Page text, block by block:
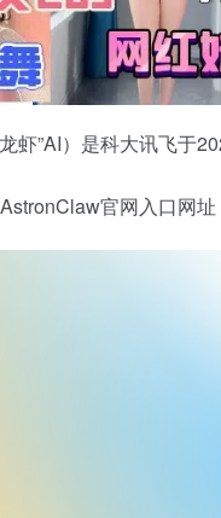
龙虾”AI）是科大讯飞
官网入口网址